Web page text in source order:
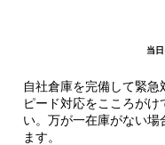
自社倉庫を完備して緊
ピード対応をこころが
い。万が一在庫がない
ます。
当